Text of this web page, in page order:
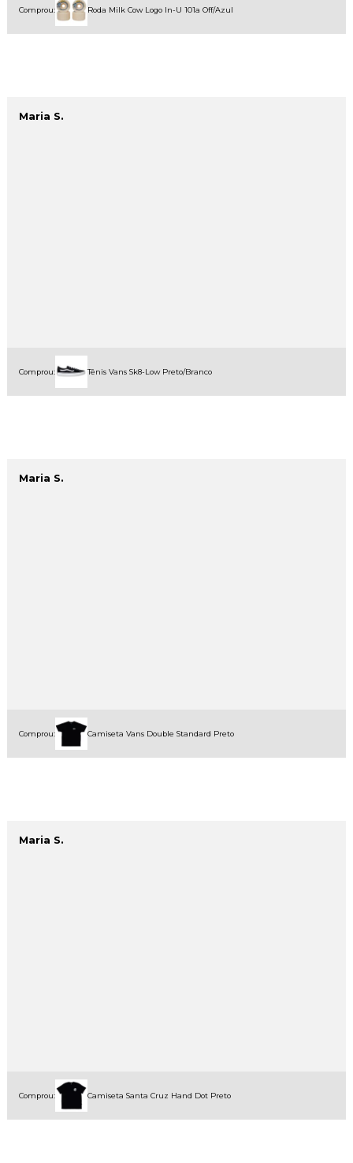
Comprou: Roda Milk Cow Logo In-U 101a Off/Azul
Maria S.
Comprou: Tênis Vans Sk8-Low Preto/Branco
Maria S.
Comprou: Camiseta Vans Double Standard Preto
Maria S.
Comprou: Camiseta Santa Cruz Hand Dot Preto